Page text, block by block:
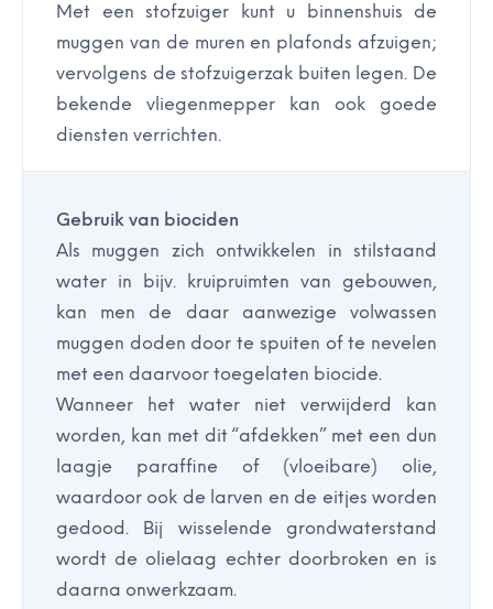
Met een stofzuiger kunt u binnenshuis de
muggen van de muren en plafonds afzuigen;
vervolgens de stofzuigerzak buiten legen. De
bekende vliegenmepper kan ook goede
diensten verrichten.
Gebruik van biociden
Als muggen zich ontwikkelen in stilstaand
water in bijv. kruipruimten van gebouwen,
kan men de daar aanwezige volwassen
muggen doden door te spuiten of te nevelen
met een daarvoor toegelaten biocide.
Wanneer het water niet verwijderd kan
worden, kan met dit “afdekken” met een dun
laagje paraffine of (vloeibare) olie,
waardoor ook de larven en de eitjes worden
gedood. Bij wisselende grondwaterstand
wordt de olielaag echter doorbroken en is
daarna onwerkzaam.